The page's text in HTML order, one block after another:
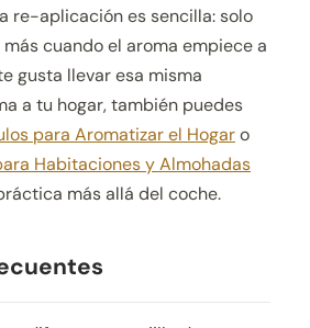
re-aplicación es sencilla: solo
cuando el aroma empiece a
gusta llevar esa misma
a tu hogar, también puedes
para Aromatizar el Hogaro
Habitaciones y Almohadas
más allá del coche.